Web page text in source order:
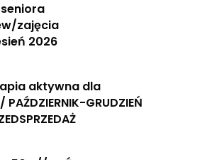
zajęcia
2026
aktywna dla
GRUDZIEŃ